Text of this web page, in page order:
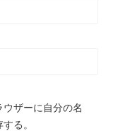
ザーに自分の名
る。